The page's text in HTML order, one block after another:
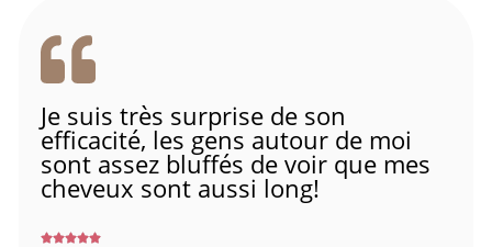
Je suis très surprise de son
efficacité, les gens autour de moi
sont assez bluffés de voir que mes
cheveux sont aussi long!